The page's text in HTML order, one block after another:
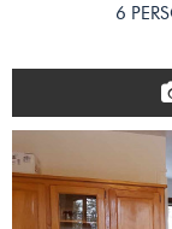
6